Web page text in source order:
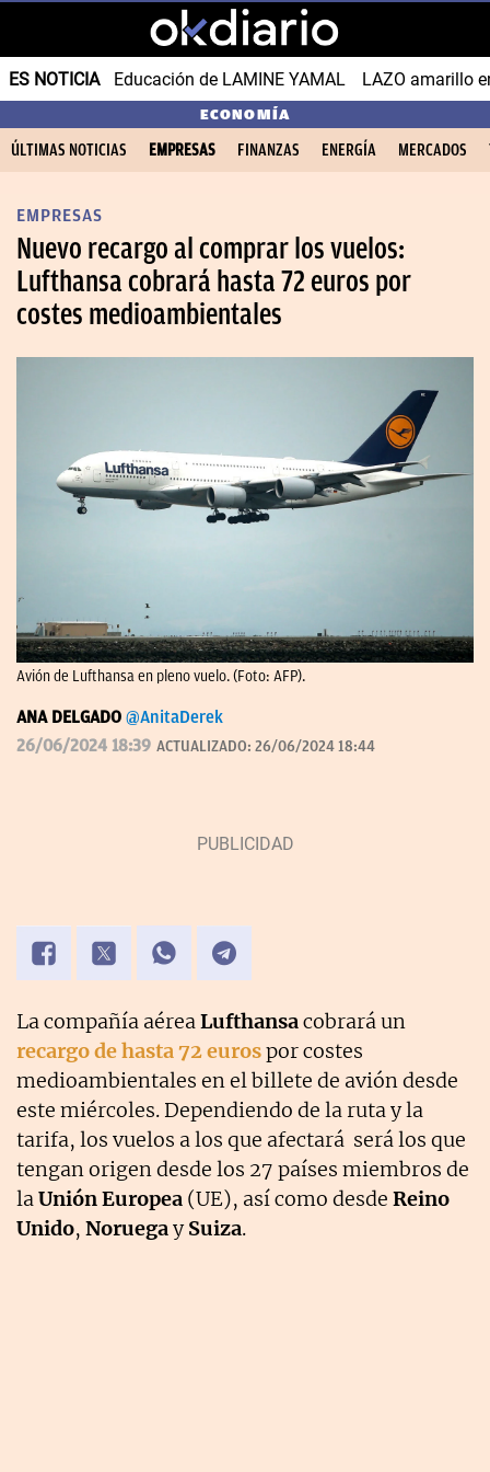
ES NOTICIA Educación de LAMINE YAMAL LAZO amarillo
ECONOMÍA
ÚLTIMAS NOTICIAS EMPRESAS FINANZAS ENERGÍA MERCADOS
EMPRESAS
Nuevo recargo al comprar los vuelos:
Lufthansa cobrará hasta 72 euros por
costes medioambientales
Avión de Lufthansa en pleno vuelo. (Foto: AFP).
ANA DELGADO @AnitaDerek
26/06/2024 18:39 ACTUALIZADO: 26/06/2024 18:44
La compañía aéreaLufthansacobrará un
recargo de hasta 72 eurospor costes
medioambientales en el billete de avión desde
este miércoles. Dependiendo de la ruta y la
tarifa, los vuelos a los que afectará será los que
tengan origen desde los 27 países miembros de
laUnión Europea (UE), así como desde Reino
Unido, NoruegaySuiza.